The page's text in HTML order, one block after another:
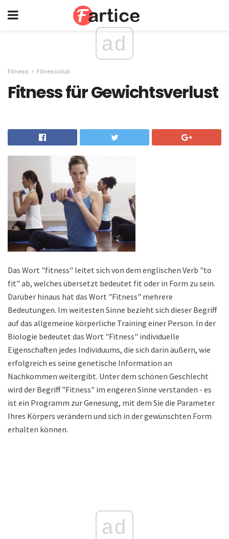
ad
Fitness Fitnessclub
Fitness für Gewichtsverlust
Das Wort "fitness" leitet sich von dem englischen Verb "to
fit" ab, welches übersetzt bedeutet fit oder in Form zu sein.
Darüber hinaus hat das Wort "Fitness" mehrere
Bedeutungen. Im weitesten Sinne bezieht sich dieser Begriff
auf das allgemeine körperliche Training einer Person. In der
Biologie bedeutet das Wort "Fitness" individuelle
Eigenschaften jedes Individuums, die sich darin äußern, wie
erfolgreich es seine genetische Information an
Nachkommen weitergibt. Unter dem schönen Geschlecht
wird der Begriff "Fitness" im engeren Sinne verstanden - es
ist ein Programm zur Genesung, mit dem Sie die Parameter
Ihres Körpers verändern und sich in der gewünschten Form
erhalten können.
ad